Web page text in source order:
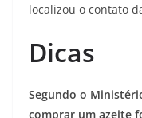
localizou o contato
Dicas
Segundo o
comprar um azeite